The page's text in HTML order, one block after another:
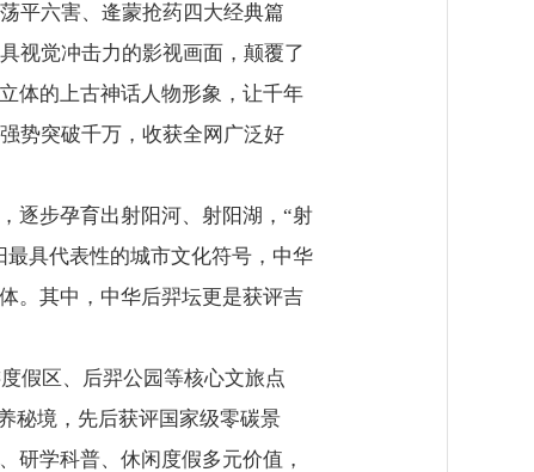
平六害、逄蒙抢药四大经典篇
视觉冲击力的影视画面，颠覆了
体的上古神话人物形象，让千年
势突破千万，收获全网广泛好
步孕育出射阳河、射阳湖，“射
具代表性的城市文化符号，中华
。其中，中华后羿坛更是获评吉
假区、后羿公园等核心文旅点
秘境，先后获评国家级零碳景
研学科普、休闲度假多元价值，